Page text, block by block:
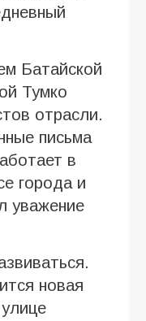
Батайской
Тумко
отрасли.
письма
в
города и
уважение
новая